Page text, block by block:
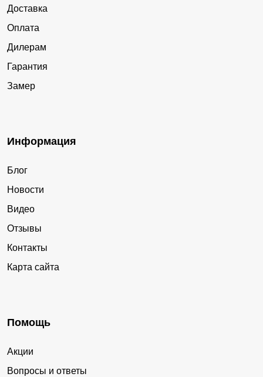
Доставка
Оплата
Дилерам
Гарантия
Замер
Информация
Блог
Новости
Видео
Отзывы
Контакты
Карта сайта
Помощь
Акции
Вопросы и ответы